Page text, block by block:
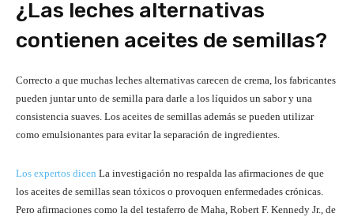
¿Las leches alternativas
contienen aceites de semillas?
Correcto a que muchas leches alternativas carecen de crema, los fabricantes
pueden juntar unto de semilla para darle a los líquidos un sabor y una
consistencia suaves. Los aceites de semillas además se pueden utilizar
como emulsionantes para evitar la separación de ingredientes.
Los expertos dicen La investigación no respalda las afirmaciones de que
los aceites de semillas sean tóxicos o provoquen enfermedades crónicas.
Pero afirmaciones como la del testaferro de Maha, Robert F. Kennedy Jr., de